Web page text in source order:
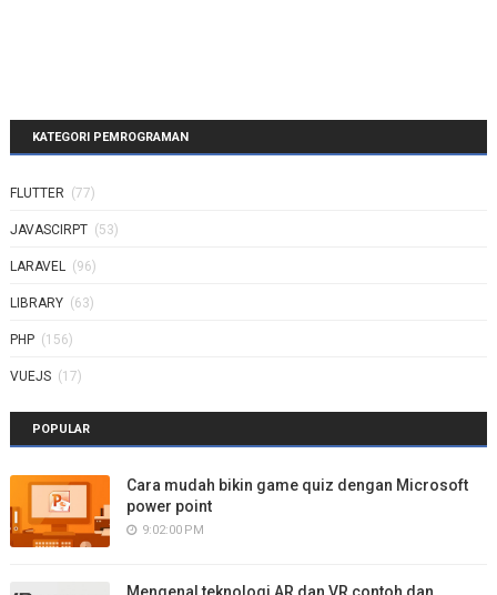
KATEGORI PEMROGRAMAN
FLUTTER (77)
JAVASCIRPT (53)
LARAVEL (96)
LIBRARY (63)
PHP (156)
VUEJS (17)
POPULAR
Cara mudah bikin game quiz dengan Microsoft
power point
9:02:00 PM